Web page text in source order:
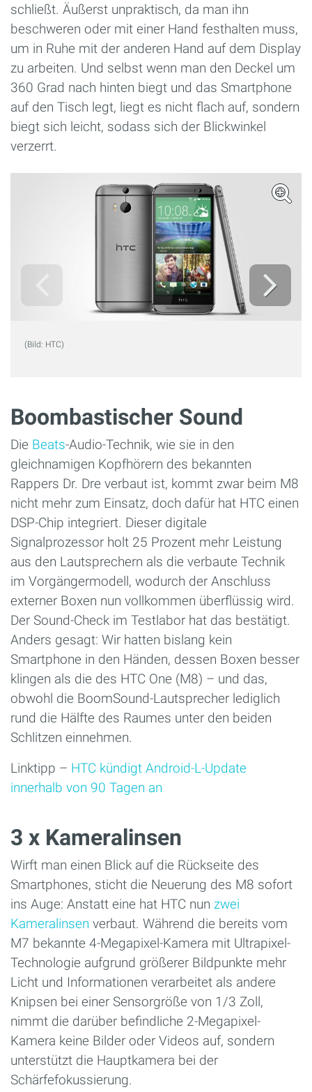
schließt. Äußerst unpraktisch, da man ihn
beschweren oder mit einer Hand festhalten muss,
um in Ruhe mit der anderen Hand auf dem Display
zu arbeiten. Und selbst wenn man den Deckel um
360 Grad nach hinten biegt und das Smartphone
auf den Tisch legt, liegt es nicht flach auf, sondern
biegt sich leicht, sodass sich der Blickwinkel
verzerrt.
(Bild: HTC)
Boombastischer Sound
Die Beats-Audio-Technik, wie sie in den
gleichnamigen Kopfhörern des bekannten
Rappers Dr. Dre verbaut ist, kommt zwar beim M8
nicht mehr zum Einsatz, doch dafür hat HTC einen
DSP-Chip integriert. Dieser digitale
Signalprozessor holt 25 Prozent mehr Leistung
aus den Lautsprechern als die verbaute Technik
im Vorgängermodell, wodurch der Anschluss
externer Boxen nun vollkommen überflüssig wird.
Der Sound-Check im Testlabor hat das bestätigt.
Anders gesagt: Wir hatten bislang kein
Smartphone in den Händen, dessen Boxen besser
klingen als die des HTC One (M8) – und das,
obwohl die BoomSound-Lautsprecher lediglich
rund die Hälfte des Raumes unter den beiden
Schlitzen einnehmen.
Linktipp – HTC kündigt Android-L-Update
innerhalb von 90 Tagen an
3 x Kameralinsen
Wirft man einen Blick auf die Rückseite des
Smartphones, sticht die Neuerung des M8 sofort
ins Auge: Anstatt eine hat HTC nun zwei
Kameralinsen verbaut. Während die bereits vom
M7 bekannte 4-Megapixel-Kamera mit Ultrapixel-
Technologie aufgrund größerer Bildpunkte mehr
Licht und Informationen verarbeitet als andere
Knipsen bei einer Sensorgröße von 1/3 Zoll,
nimmt die darüber befindliche 2-Megapixel-
Kamera keine Bilder oder Videos auf, sondern
unterstützt die Hauptkamera bei der
Schärfefokussierung.